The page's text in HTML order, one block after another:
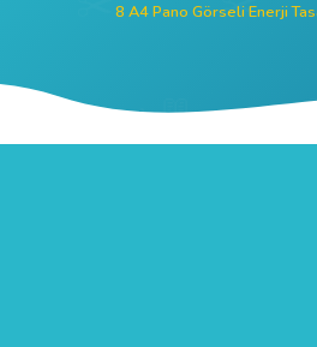
8 A4 Pano Görseli Enerji